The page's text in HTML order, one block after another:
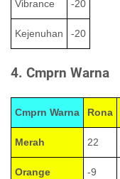
Vibrance -20
Kejenuhan -20
4. Cmprn Warna
Cmprn Warna Rona
Merah 22
Orange -9